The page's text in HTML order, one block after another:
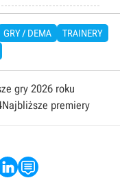
GRY / DEMA
TRAINERY
gry 2026 roku
Najbliższe premiery